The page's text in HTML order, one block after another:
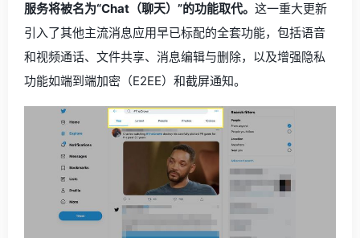
服务将被名为“Chat（聊天）”的功能取代。 这一重大更新
引入了其他主流消息应用早已标配的全套功能，包括语音
和视频通话、文件共享、消息编辑与删除，以及增强隐私
功能如端到端加密（E2EE）和截屏通知。